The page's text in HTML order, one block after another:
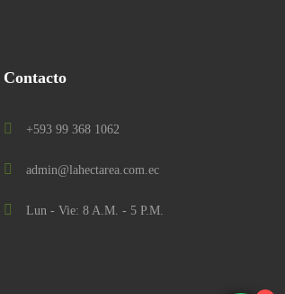
Contacto
+593 99 368 1062
admin@lahectarea.com.ec
Lun - Vie: 8 A.M. - 5 P.M.